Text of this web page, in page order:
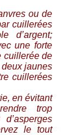
ou de
cuillerées
d’argent;
une forte
cuillerée de
deux jaunes
cuillerées
en évitant
trop
le tout